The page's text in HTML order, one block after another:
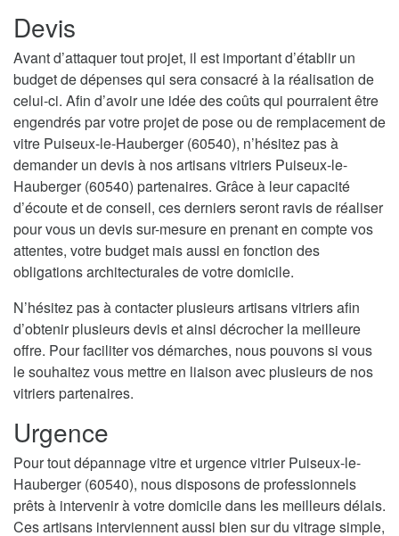
Devis
Avant d’attaquer tout projet, il est important d’établir un
budget de dépenses qui sera consacré à la réalisation de
celui-ci. Afin d’avoir une idée des coûts qui pourraient être
engendrés par votre projet de pose ou de remplacement de
vitre Puiseux-le-Hauberger (60540), n’hésitez pas à
demander un devis à nos artisans vitriers Puiseux-le-
Hauberger (60540) partenaires. Grâce à leur capacité
d’écoute et de conseil, ces derniers seront ravis de réaliser
pour vous un devis sur-mesure en prenant en compte vos
attentes, votre budget mais aussi en fonction des
obligations architecturales de votre domicile.
N’hésitez pas à contacter plusieurs artisans vitriers afin
d’obtenir plusieurs devis et ainsi décrocher la meilleure
offre. Pour faciliter vos démarches, nous pouvons si vous
le souhaitez vous mettre en liaison avec plusieurs de nos
vitriers partenaires.
Urgence
Pour tout dépannage vitre et urgence vitrier Puiseux-le-
Hauberger (60540), nous disposons de professionnels
prêts à intervenir à votre domicile dans les meilleurs délais.
Ces artisans interviennent aussi bien sur du vitrage simple,